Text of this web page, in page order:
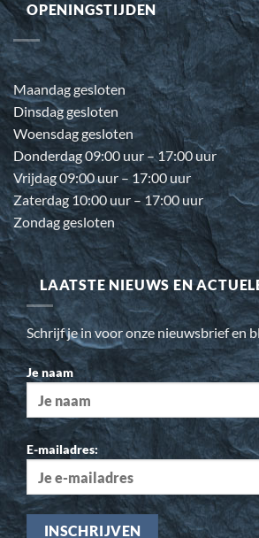
OPENINGSTIJDEN
Maandag gesloten
Dinsdag gesloten
Woensdag gesloten
Donderdag 09:00 uur – 17:00 uur
Vrijdag 09:00 uur – 17:00 uur
Zaterdag 10:00 uur – 17:00 uur
Zondag gesloten
LAATSTE NIEUWS EN
Schrijf je in voor onze nieuwsbrief en
Je naam
E-mailadres: